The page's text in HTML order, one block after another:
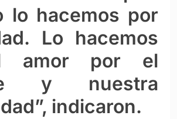
lo hacemos por
Lo hacemos
amor por el
y nuestra
indicaron.